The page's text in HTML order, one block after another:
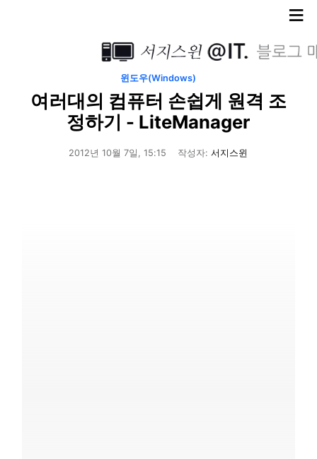
≡
윈도우(Windows)
여러대의 컴퓨터 손쉽게 원격 조
정하기 - LiteManager
2012년 10월 7일, 15:15 작성자:서지스윈